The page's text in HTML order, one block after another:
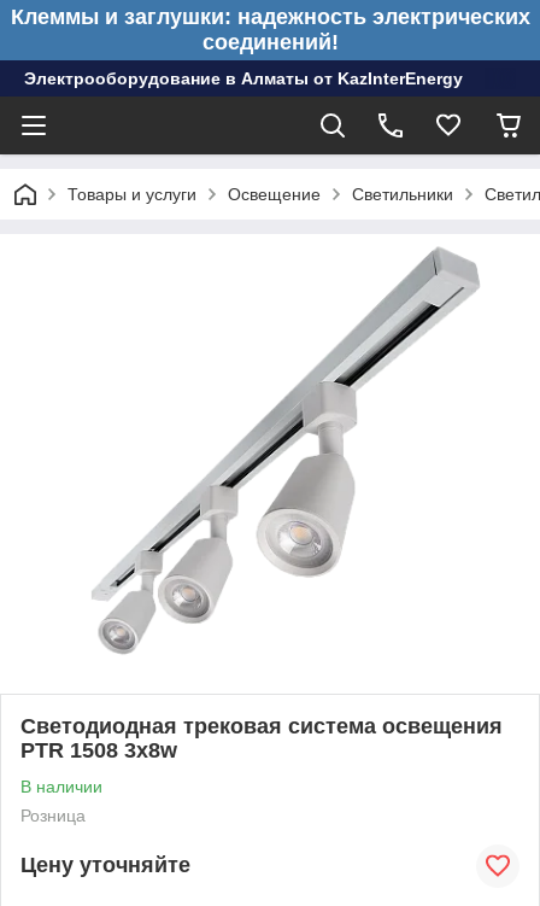
Клеммы и заглушки: надежность электрических
соединений!
Электрооборудование в Алматы от KazInterEnergy
Товары и услуги Освещение Светильники
Светодиодная трековая система освещения
PTR 1508 3x8w
В наличии
Розница
Цену уточняйте